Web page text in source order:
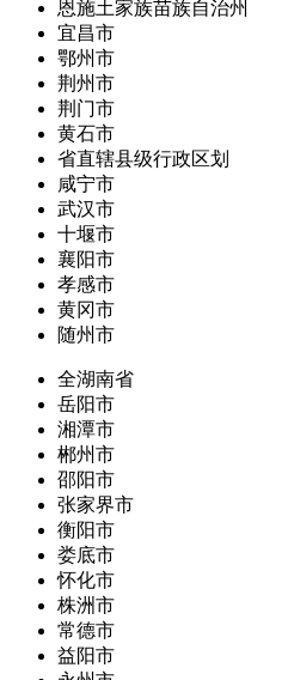
恩施土家族苗族自治州
宜昌市
鄂州市
荆州市
荆门市
黄石市
省直辖县级行政区划
咸宁市
武汉市
十堰市
襄阳市
孝感市
黄冈市
随州市
全湖南省
岳阳市
湘潭市
郴州市
邵阳市
张家界市
衡阳市
娄底市
怀化市
株洲市
常德市
益阳市